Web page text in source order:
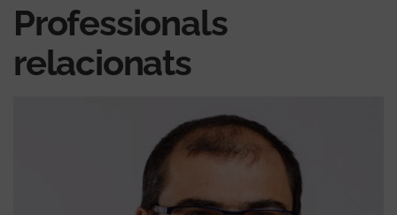
Professionals
relacionats